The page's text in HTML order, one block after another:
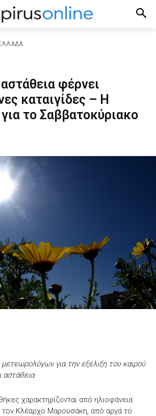
φέρνει
καταιγίδες – Η
το Σαββατοκύριακο
μετεωρολόγων για την εξέλιξη του καιρού
αστάθεια
χαρακτηρίζονται από ηλιοφάνεια
Κλέαρχο Μαρουσάκη, από αργά το